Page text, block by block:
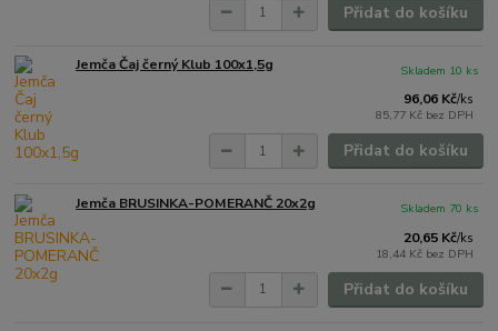
Přidat do košíku
Jemča Čaj černý Klub 100x1,5g
96,06 Kč/ks
85,77 Kč bez DPH
Skladem 10 ks
Přidat do košíku
Jemča BRUSINKA-POMERANČ 20x2g
20,65 Kč/ks
18,44 Kč bez DPH
Skladem 70 ks
Přidat do košíku